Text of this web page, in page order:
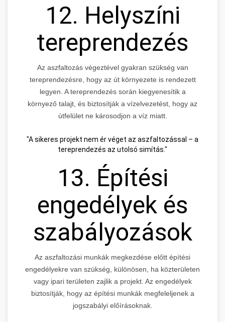
12. Helyszíni
tereprendezés
Az aszfaltozás végeztével gyakran szükség van
tereprendezésre, hogy az út környezete is rendezett
legyen. A tereprendezés során kiegyenesítik a
környező talajt, és biztosítják a vízelvezetést, hogy az
útfelület ne károsodjon a víz miatt.
"A sikeres projekt nem ér véget az aszfaltozással – a
tereprendezés az utolsó simítás."
13. Építési
engedélyek és
szabályozások
Az aszfaltozási munkák megkezdése előtt építési
engedélyekre van szükség, különösen, ha közterületen
vagy ipari területen zajlik a projekt. Az engedélyek
biztosítják, hogy az építési munkák megfeleljenek a
jogszabályi előírásoknak.